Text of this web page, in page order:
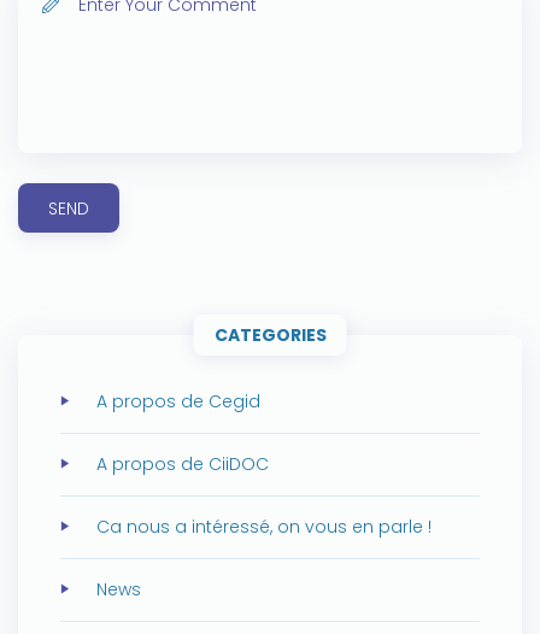
SEND
CATEGORIES
A propos de Cegid
A propos de CiiDOC
Ca nous a intéressé, on vous en parle !
News